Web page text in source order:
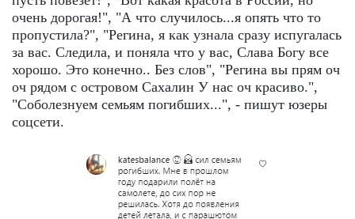
очень дорогая!", "А что случилось...я опять что то
пропустила?", "Регина, я как узнала сразу испугалась
за вас. Следила, и поняла что у вас, Слава Богу все
хорошо. Это конечно.. Без слов", "Регина вы прям оч
оч рядом с островом Сахалин У нас оч красиво.",
"Соболезнуем семьям погибших...", - пишут юзеры
соцсети.